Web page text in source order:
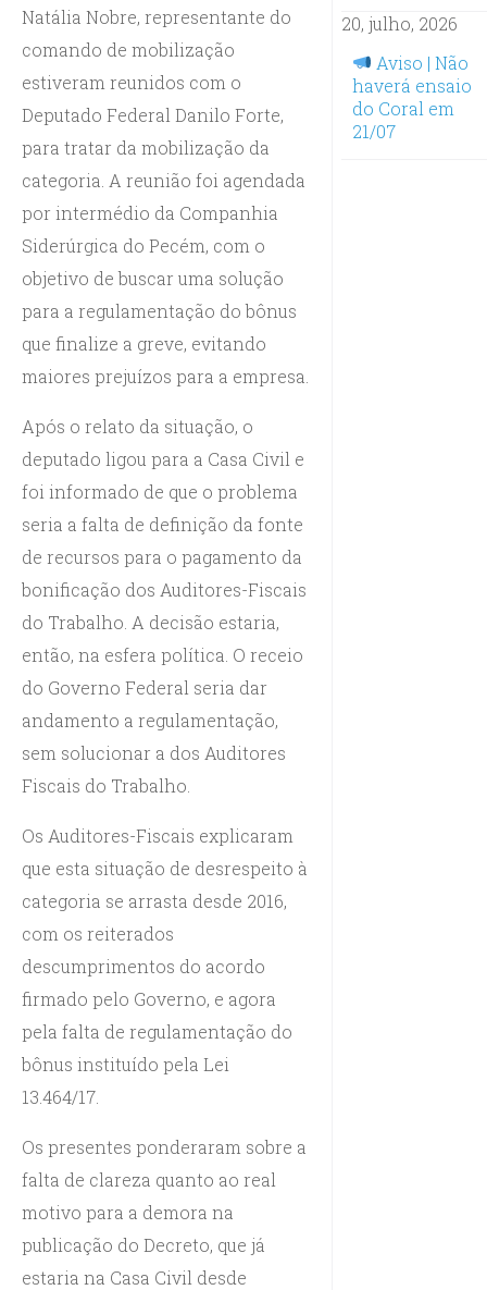
Natália Nobre, representante do
comando de mobilização
estiveram reunidos com o
Deputado Federal Danilo Forte,
para tratar da mobilização da
categoria. A reunião foi agendada
por intermédio da Companhia
Siderúrgica do Pecém, com o
objetivo de buscar uma solução
para a regulamentação do bônus
que finalize a greve, evitando
maiores prejuízos para a empresa.
Após o relato da situação, o
deputado ligou para a Casa Civil e
foi informado de que o problema
seria a falta de definição da fonte
de recursos para o pagamento da
bonificação dos Auditores-Fiscais
do Trabalho. A decisão estaria,
então, na esfera política. O receio
do Governo Federal seria dar
andamento a regulamentação,
sem solucionar a dos Auditores
Fiscais do Trabalho.
Os Auditores-Fiscais explicaram
que esta situação de desrespeito à
categoria se arrasta desde 2016,
com os reiterados
descumprimentos do acordo
firmado pelo Governo, e agora
pela falta de regulamentação do
bônus instituído pela Lei
13.464/17.
Os presentes ponderaram sobre a
falta de clareza quanto ao real
motivo para a demora na
publicação do Decreto, que já
estaria na Casa Civil desde
20, julho, 2026
Aviso | Não
haverá ensaio
do Coral em
21/07